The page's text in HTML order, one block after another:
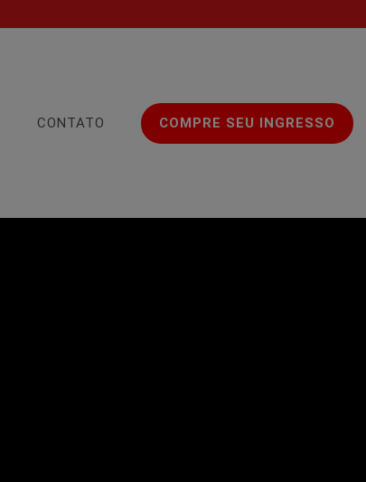
CONTATO COMPRE SEU INGRESSO